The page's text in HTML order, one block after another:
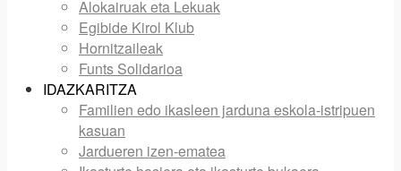
Alokairuak eta Lekuak
Egibide Kirol Klub
Hornitzaileak
Funts Solidarioa
IDAZKARITZA
Familien edo ikasleen jarduna eskola-istripuen
kasuan
Jardueren izen-ematea